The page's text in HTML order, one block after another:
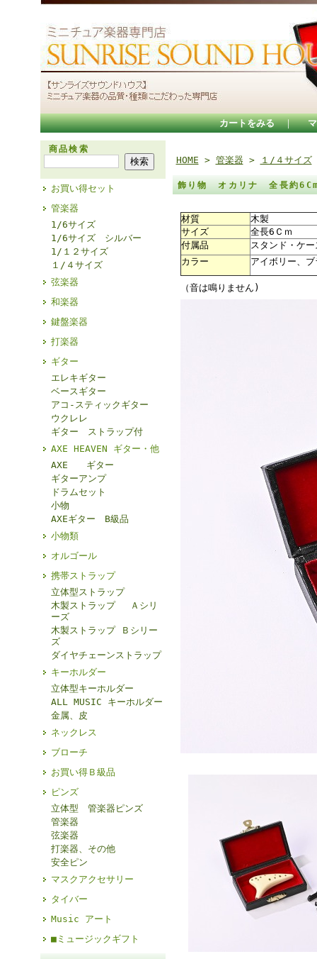
カートをみる ｜
商品検索
お買い得セット
管楽器
1/6サイズ
1/6サイズ シルバー
1/１２サイズ
１/４サイズ
弦楽器
和楽器
鍵盤楽器
打楽器
ギター
エレキギター
ベースギター
アコ-スティックギター
ウクレレ
ギター ストラップ付
AXE HEAVEN ギター・他
AXE ギター
ギターアンプ
ドラムセット
小物
AXEギター B級品
小物類
オルゴール
携帯ストラップ
立体型ストラップ
木製ストラップ Ａシリ
ーズ
木製ストラップ Ｂシリー
ズ
ダイヤチェーンストラップ
キーホルダー
立体型キーホルダー
ALL MUSIC キーホルダー
金属、皮
ネックレス
ブローチ
お買い得Ｂ級品
ピンズ
立体型 管楽器ピンズ
管楽器
弦楽器
打楽器、その他
安全ピン
マスクアクセサリー
タイバー
Music アート
■ミュージックギフト
HOME > 管楽器 > １/４サイズ
飾り物 オカリナ 全長約
材質
木製
サイズ
全長6Ｃｍ
付属品
スタンド・ケー
カラー
アイボリー、ブ
（音は鳴りません)